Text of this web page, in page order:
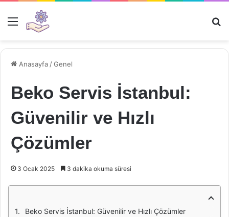
Menü
Anasayfa /Genel
Beko Servis İstanbul:
Güvenilir ve Hızlı
Çözümler
3 Ocak 2025 3 dakika okuma süresi
Beko Servis İstanbul: Güvenilir ve Hızlı Çözümler